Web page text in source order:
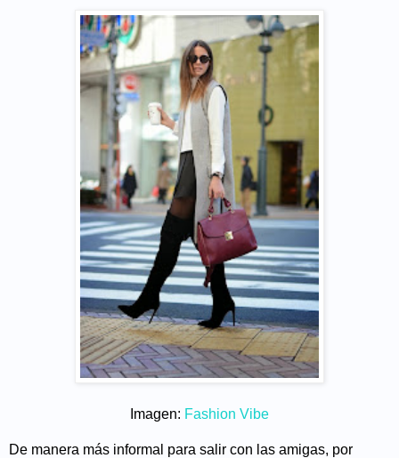
Imagen: Fashion Vibe
De manera más informal para salir con las amigas, por